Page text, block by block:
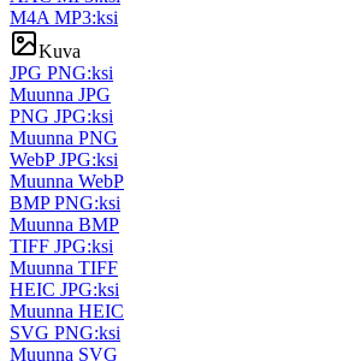
M4A MP3:ksi
Kuva
JPG PNG:ksi
Muunna JPG
PNG JPG:ksi
Muunna PNG
WebP JPG:ksi
Muunna WebP
BMP PNG:ksi
Muunna BMP
TIFF JPG:ksi
Muunna TIFF
HEIC JPG:ksi
Muunna HEIC
SVG PNG:ksi
Muunna SVG